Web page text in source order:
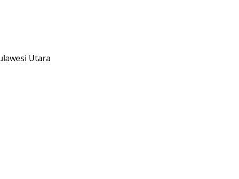
Utara